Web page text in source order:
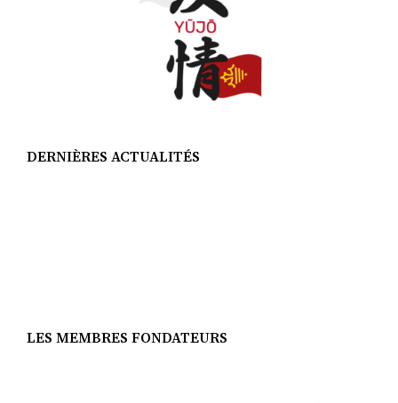
DERNIÈRES ACTUALITÉS
LES MEMBRES FONDATEURS